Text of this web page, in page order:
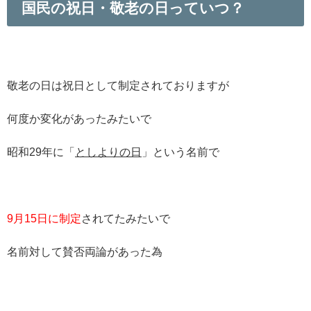
国民の祝日・敬老の日っていつ？
敬老の日は祝日として制定されておりますが
何度か変化があったみたいで
昭和29年に「 としよりの日 」という名前で
9月15日に制定されてたみたいで
名前対して賛否両論があった為